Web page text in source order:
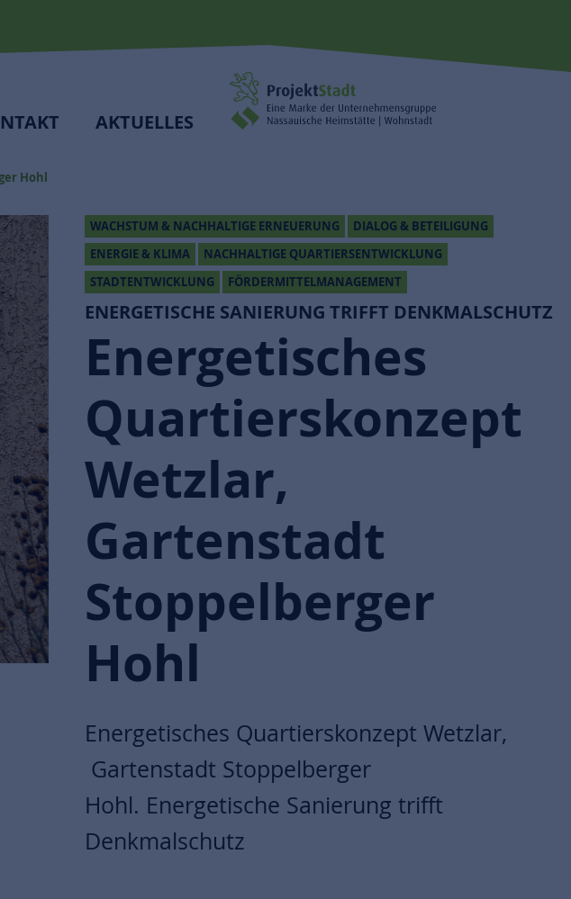
AKTUELLES
Hohl
WACHSTUM & NACHHALTIGE ERNEUERUNG
DIALOG & BETEILIGUNG
ENERGIE & KLIMA
NACHHALTIGE QUARTIERSENTWICKLUNG
STADTENTWICKLUNG
FÖRDERMITTELMANAGEMENT
ENERGETISCHE SANIERUNG TRIFFT DENKMALSCHUTZ
Energetisches
Quartierskonzept
Wetzlar,
Gartenstadt
Stoppelberger
Hohl
Energetisches Quartierskonzept Wetzlar,
Gartenstadt Stoppelberger
Hohl. Energetische Sanierung trifft
Denkmalschutz